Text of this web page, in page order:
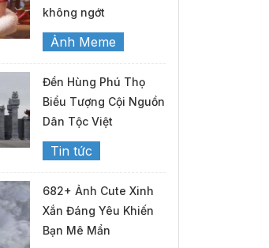
không ngớt
Ảnh Meme
Đền Hùng Phú Thọ
Biểu Tượng Cội Nguồn
Dân Tộc Việt
Tin tức
682+ Ảnh Cute Xinh
Xắn Đáng Yêu Khiến
Bạn Mê Mẩn